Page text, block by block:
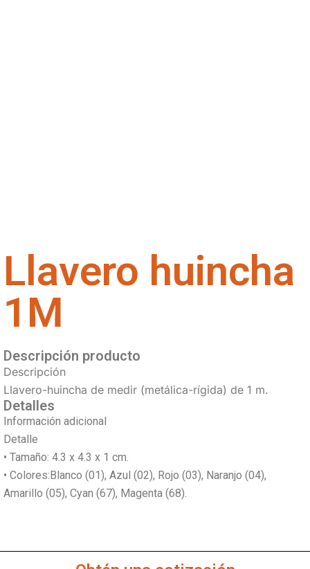
Llavero huincha
1M
Descripción producto
Descripción
Llavero-huincha de medir (metálica-rígida) de 1 m.
Detalles
Información adicional
Detalle
• Tamaño: 4.3 x 4.3 x 1 cm.
• Colores:Blanco (01), Azul (02), Rojo (03), Naranjo (04),
Amarillo (05), Cyan (67), Magenta (68).